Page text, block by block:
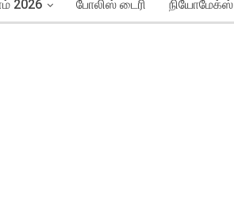
2026 போலிஸ் டைரி நியோமேக்ஸ்